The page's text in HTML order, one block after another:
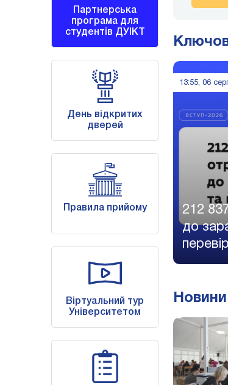
Партнерська
програма для
студентів ДУІКТ
День відкритих
дверей
Правила прийому
Віртуальний тур
Університетом
13:55, 06
212
до
Новини